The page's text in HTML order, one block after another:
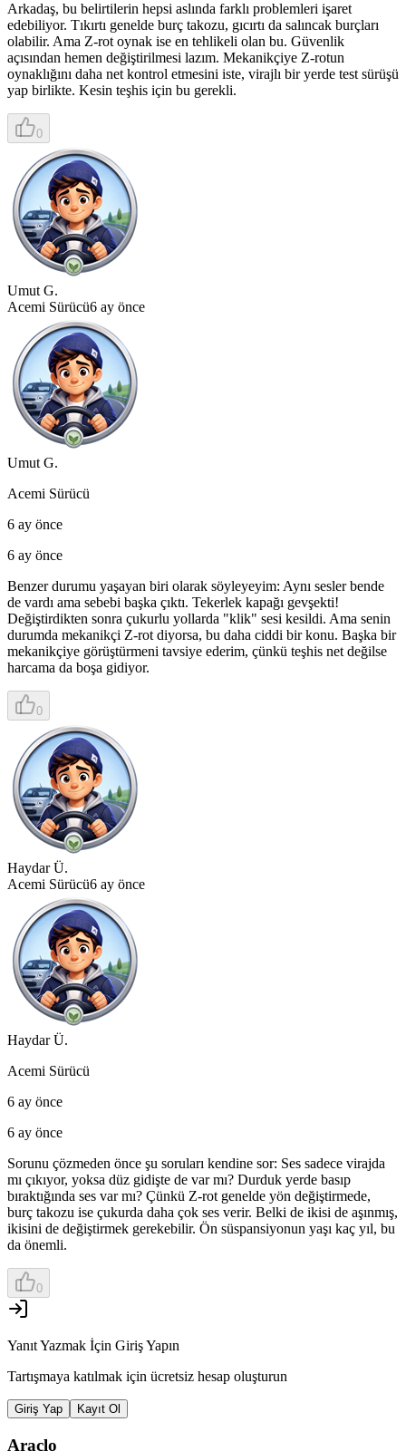
Arkadaş, bu belirtilerin hepsi aslında farklı problemleri işaret
edebiliyor. Tıkırtı genelde burç takozu, gıcırtı da salıncak burçları
olabilir. Ama Z-rot oynak ise en tehlikeli olan bu. Güvenlik
açısından hemen değiştirilmesi lazım. Mekanikçiye Z-rotun
oynaklığını daha net kontrol etmesini iste, virajlı bir yerde test sürüşü
yap birlikte. Kesin teşhis için bu gerekli.
0
Umut G.
Acemi Sürücü6 ay önce
Umut G.
Acemi Sürücü
6 ay önce
6 ay önce
Benzer durumu yaşayan biri olarak söyleyeyim: Aynı sesler bende
de vardı ama sebebi başka çıktı. Tekerlek kapağı gevşekti!
Değiştirdikten sonra çukurlu yollarda "klik" sesi kesildi. Ama senin
durumda mekanikçi Z-rot diyorsa, bu daha ciddi bir konu. Başka bir
mekanikçiye görüştürmeni tavsiye ederim, çünkü teşhis net değilse
harcama da boşa gidiyor.
0
Haydar Ü.
Acemi Sürücü6 ay önce
Haydar Ü.
Acemi Sürücü
6 ay önce
6 ay önce
Sorunu çözmeden önce şu soruları kendine sor: Ses sadece virajda
mı çıkıyor, yoksa düz gidişte de var mı? Durduk yerde basıp
bıraktığında ses var mı? Çünkü Z-rot genelde yön değiştirmede,
burç takozu ise çukurda daha çok ses verir. Belki de ikisi de aşınmış,
ikisini de değiştirmek gerekebilir. Ön süspansiyonun yaşı kaç yıl, bu
da önemli.
0
Yanıt Yazmak İçin Giriş Yapın
Tartışmaya katılmak için ücretsiz hesap oluşturun
Giriş Yap Kayıt Ol
Araclo